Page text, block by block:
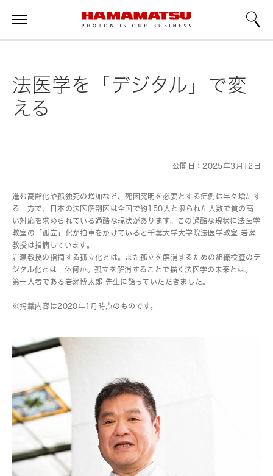
法医学を「デジタル」で変
える
公開日：2025年3月12日
進む高齢化や孤独死の増加など、死因究明を必要とする症例は年々増加す
る一方で、日本の法医解剖医は全国で約150人と限られた人数で質の高
い対応を求められている過酷な現状があります。この過酷な現状に法医学
教室の「孤立」化が拍車をかけていると千葉大学大学院法医学教室 岩瀬
教授は指摘しています。
岩瀬教授の指摘する孤立化とは。また孤立を解消するための組織検査のデ
ジタル化とは一体何か。孤立を解消することで描く法医学の未来とは。
第一人者である岩瀬博太郎 先生に語っていただきました。
※掲載内容は2020年1月時点のものです。